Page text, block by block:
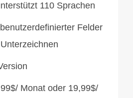
110 Sprachen
Felder
Monat oder 19,99$/